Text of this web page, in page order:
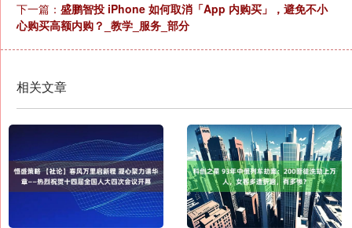
下一篇： 盛鹏智投 iPhone 如何取消「App 内购买」，避免不小
心购买高额内购？_教学_服务_部分
相关文章